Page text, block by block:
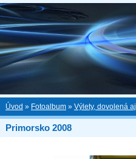
Úvod » Fotoalbum » Výlety, dovolená aj.
Primorsko 2008